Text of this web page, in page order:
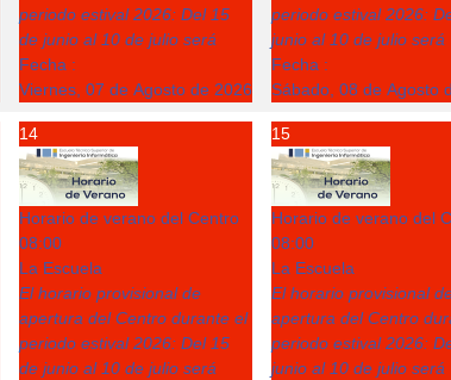
periodo estival 2026: Del 15
de junio al 10 de julio será
Fecha :
Viernes, 07 de Agosto de 2026
periodo estival 2026:
junio al 10 de julio será
Fecha :
Sábado, 08 de Agosto
14
Horario de verano del Centro
08:00
La Escuela
El horario provisional de
apertura del Centro durante el
periodo estival 2026: Del 15
de junio al 10 de julio será
15
Horario de verano del
08:00
La Escuela
El horario provisional
apertura del Centro
periodo estival 2026:
junio al 10 de julio será